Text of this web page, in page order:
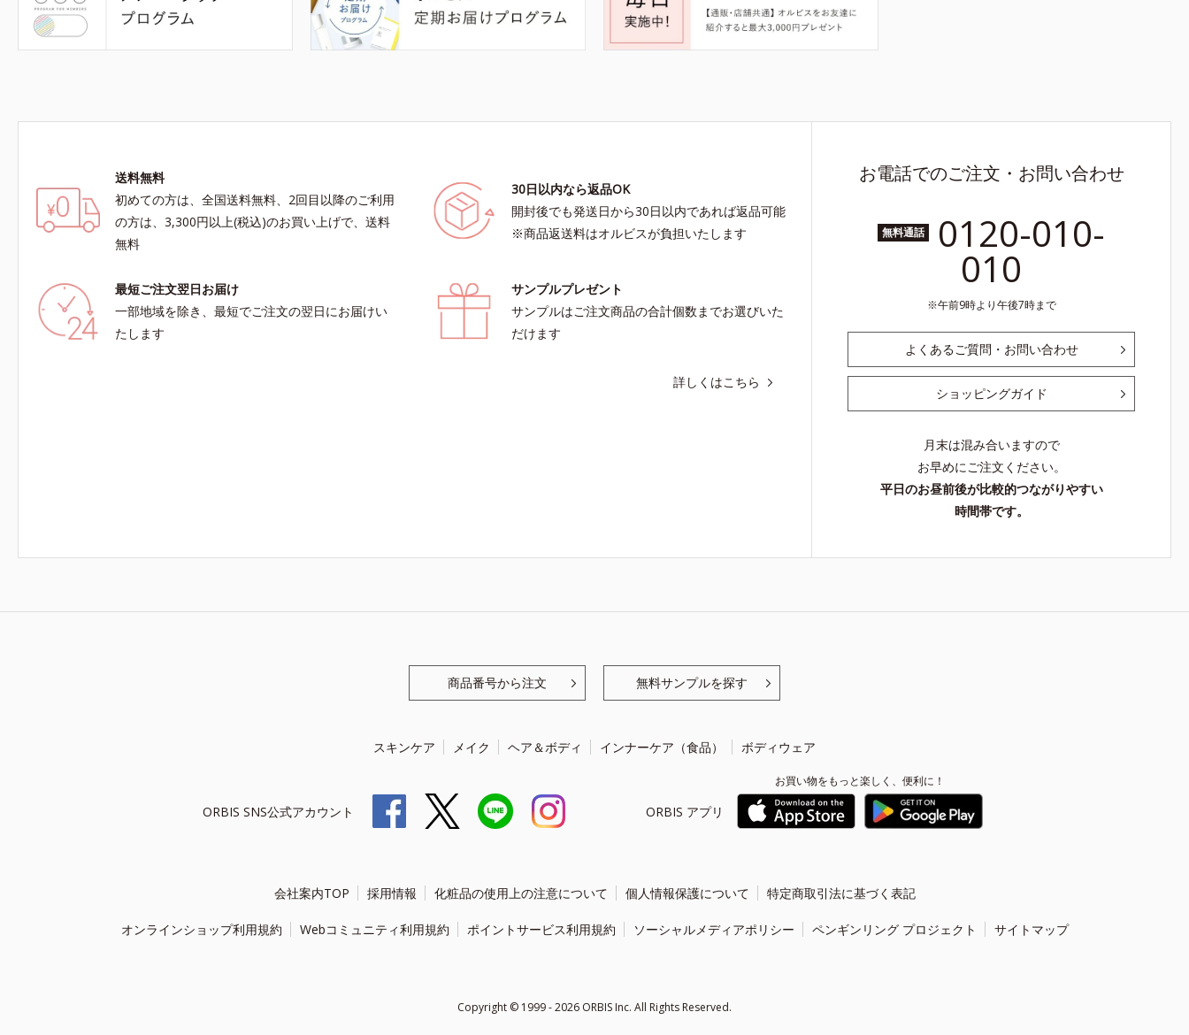
送料無料
初めての方は、全国送料無料、2回目以降のご利用
の方は、3,300円以上(税込)のお買い上げで、送料
無料
30日以内なら返品OK
開封後でも発送日から30日以内であれば返品可能
※商品返送料はオルビスが負担いたします
最短ご注文翌日お届け
一部地域を除き、最短でご注文の翌日にお届けい
たします
サンプルプレゼント
サンプルはご注文商品の合計個数までお選びいた
だけます
詳しくはこちら
お電話でのご注文・お問い合わせ
無料通話 0120-010-
010
午前9時より午後7時まで
よくあるご質問・お問い合わせ
ショッピングガイド
月末は混み合いますので
お早めにご注文ください。
平日のお昼前後が比較的つながりやすい
時間帯です。
商品番号から注文 無料サンプルを探す
スキンケア メイク ヘア＆ボディ インナーケア（食品） ボディウェア
ORBIS SNS公式アカウント ORBIS アプリ
お買い物をもっと楽しく、便利に！
会社案内TOP 採用情報 化粧品の使用上の注意について 個人情報保護について 特定商取引法に基づく表記
オンラインショップ利用規約 Webコミュニティ利用規約 ポイントサービス利用規約 ソーシャルメディアポリシー ペンギンリング プロジェクト サイトマップ
Copyright © 1999 - 2026 ORBIS Inc. All Rights Reserved.